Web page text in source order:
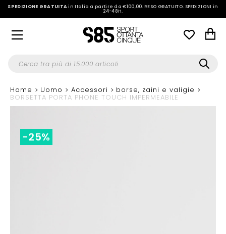
SPEDIZIONE GRATUITAin Italia a partire da €100,00.RESO GRATUITO. SPEDIZIONI in
24-48H.
Home Uomo Accessori borse, zaini e valigie
BORSETTA PORTA PHONE TOUCH IMPERMEABILE
-25%